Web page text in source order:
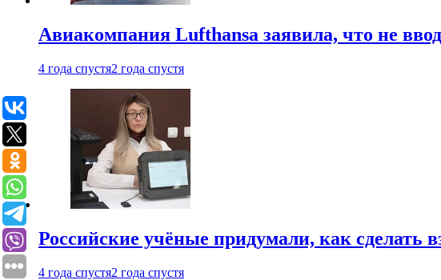
Авиакомпания Lufthansa заявила, что не
4 года спустя2 года спустя
Российские учёные придумали, как сделать
4 года спустя2 года спустя